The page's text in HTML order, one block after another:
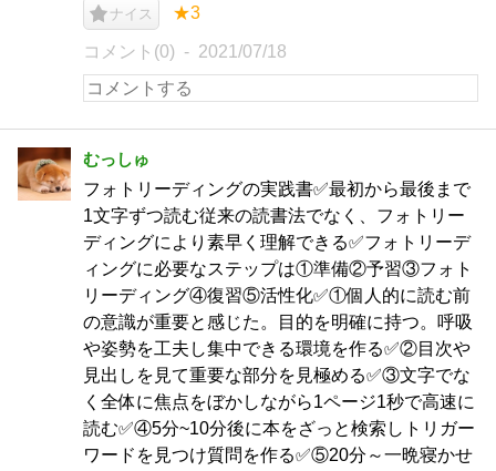
ナイス ★3
コメント(0) 2021/07/18
むっしゅ
フォトリーディングの実践書✅最初から最後まで
1文字ずつ読む従来の読書法でなく、フォトリー
ディングにより素早く理解できる✅フォトリーデ
ィングに必要なステップは①準備②予習③フォト
リーディング④復習⑤活性化✅①個人的に読む前
の意識が重要と感じた。目的を明確に持つ。呼吸
や姿勢を工夫し集中できる環境を作る✅②目次や
見出しを見て重要な部分を見極める✅③文字でな
く全体に焦点をぼかしながら1ページ1秒で高速に
読む✅④5分~10分後に本をざっと検索しトリガー
ワードを見つけ質問を作る✅⑤20分～一晩寝かせ